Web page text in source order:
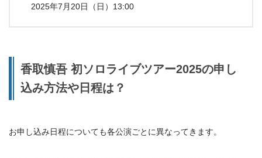
2025年7月20日（日）13:00
香取慎吾 初ソロライブツアー2025の申し
込み方法や日程は？
お申し込み日程についても各公演ごとに異なってきます。